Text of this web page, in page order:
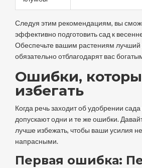
Следуя этим рекомендациям, вы
эффективно подготовить сад к
Обеспечьте вашим растениям лучший
обязательно отблагодарят вас
Ошибки,
избегать
Когда речь заходит об удобрении
допускают одни и те же ошибки.
лучше избежать, чтобы ваши усилия
напрасными.
Первая ошибка: